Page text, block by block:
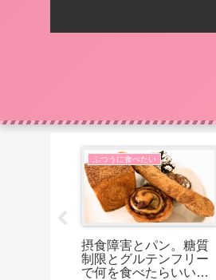
ふつうに食べたい
摂食障害とパン。糖質
制限とグルテンフリー
で何を食べたらいいか